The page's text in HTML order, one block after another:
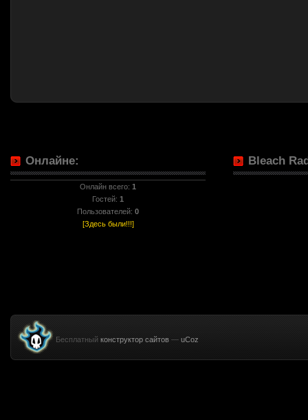
Онлайне:
Онлайн всего: 1
Гостей: 1
Пользователей: 0
[Здесь были!!!]
Bleach
Бесплатный конструктор сайтов — uCoz